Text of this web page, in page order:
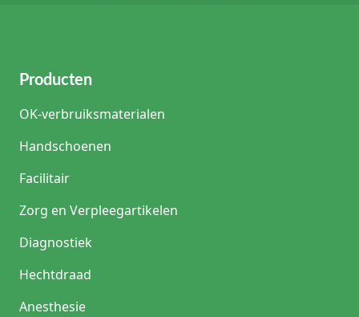
Producten
OK-verbruiksmaterialen
Handschoenen
Facilitair
Zorg en Verpleegartikelen
Diagnostiek
Hechtdraad
Anesthesie